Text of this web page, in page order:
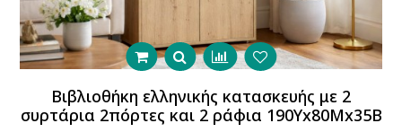
Βιβλιοθήκη ελληνικής κατασκευής με 2
συρτάρια 2πόρτες και 2 ράφια 190Υx80Μx35Β